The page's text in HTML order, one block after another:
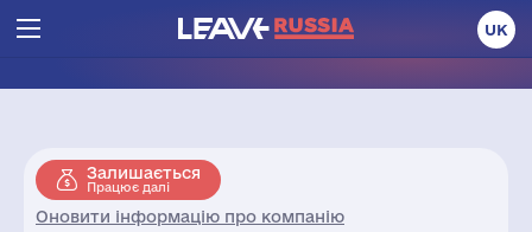
UK
Залишається
Працює далі
Оновити інформацію про компанію